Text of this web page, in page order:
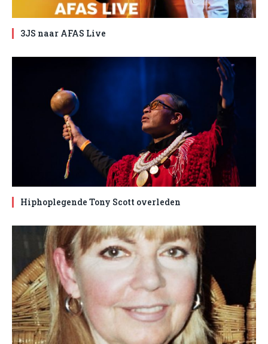
3JS naar AFAS Live
Hiphoplegende Tony Scott overleden